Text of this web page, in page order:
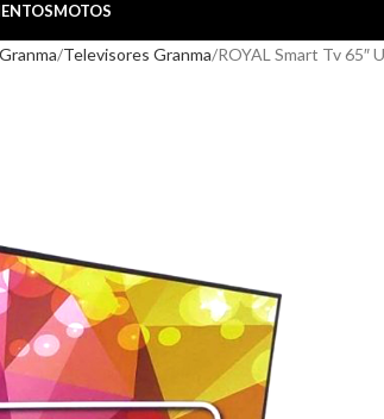
MOTOS
Televisores Granma ROYAL Smart Tv 65″